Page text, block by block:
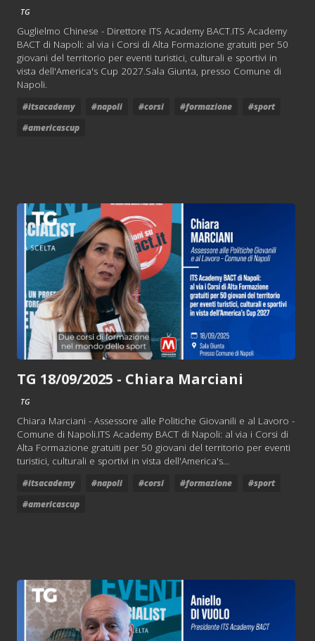
TG
Guglielmo Chinese - Direttore ITS Academy BACT.ITS Academy
BACT di Napoli: al via i Corsi di Alta Formazione gratuiti per 50
giovani del territorio per eventi turistici, culturali e sportivi in
vista dell'America's Cup 2027.Sala Giunta, presso Comune di
Napoli.
#itsacademy #napoli #corsi #formazione
#sport
#americascup
TG 18/09/2025 - Chiara Marciani
TG
Chiara Marciani - Assessore alle Politiche Giovanili e al Lavoro -
Comune di Napoli.ITS Academy BACT di Napoli: al via i Corsi di
Alta Formazione gratuiti per 50 giovani del territorio per eventi
turistici, culturali e sportivi in vista dell'America's...
#itsacademy #napoli #corsi #formazione
#sport
#americascup